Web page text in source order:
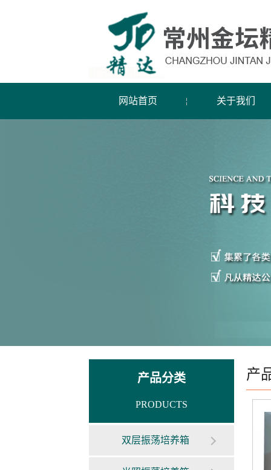
网站首页 关于我们
产品分类
PRODUCTS
双层振荡培养箱
产